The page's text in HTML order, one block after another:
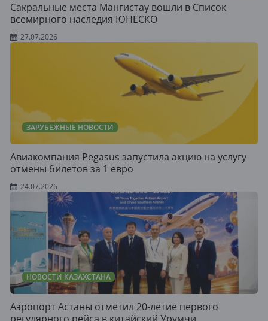
Сакральные места Мангистау вошли в Список
всемирного наследия ЮНЕСКО
27.07.2026
ЗАРУБЕЖНЫЕ НОВОСТИ
Авиакомпания Pegasus запустила акцию на услугу
отмены билетов за 1 евро
24.07.2026
НОВОСТИ КАЗАХСТАНА
Аэропорт Астаны отметил 20-летие первого